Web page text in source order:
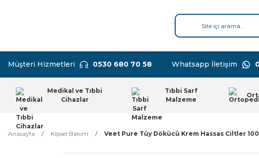
Müşteri Hizmetleri 0530 680 70 58 Whatsapp İletişim
Medikal ve Tıbbi
Cihazlar
Tıbbi Sarf
Malzeme
Anasayfa Kişisel Bakım Veet Pure Tüy Dökücü Krem Hassas Ciltler